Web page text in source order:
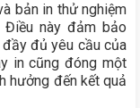
bản in thử nghiệm
này đảm bảo
đủ yêu cầu của
in cũng đóng một
hưởng đến kết quả